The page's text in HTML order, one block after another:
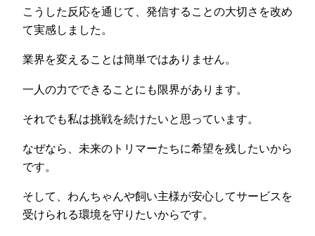
こうした反応を通じて、発信することの大切さを改め
て実感しました。
業界を変えることは簡単ではありません。
一人の力でできることにも限界があります。
それでも私は挑戦を続けたいと思っています。
なぜなら、未来のトリマーたちに希望を残したいから
です。
そして、わんちゃんや飼い主様が安心してサービスを
受けられる環境を守りたいからです。